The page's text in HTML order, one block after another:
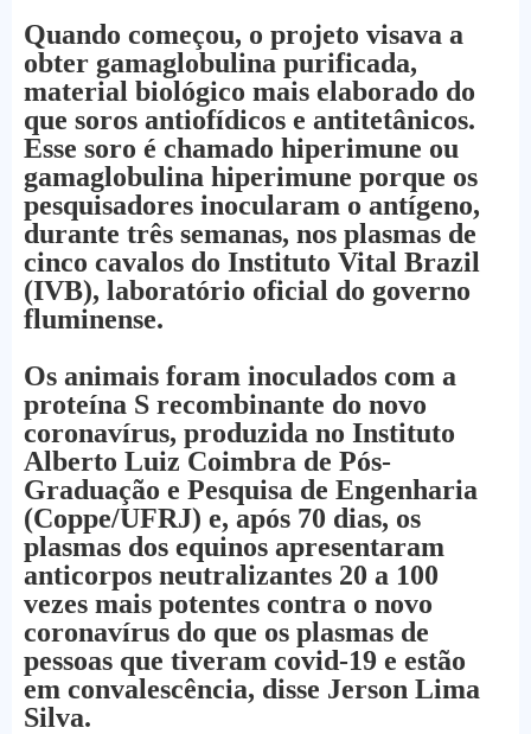
Quando começou, o projeto visava a
obter gamaglobulina purificada,
material biológico mais elaborado do
que soros antiofídicos e antitetânicos.
Esse soro é chamado hiperimune ou
gamaglobulina hiperimune porque os
pesquisadores inocularam o antígeno,
durante três semanas, nos plasmas de
cinco cavalos do Instituto Vital Brazil
(IVB), laboratório oficial do governo
fluminense.
Os animais foram inoculados com a
proteína S recombinante do novo
coronavírus, produzida no Instituto
Alberto Luiz Coimbra de Pós-
Graduação e Pesquisa de Engenharia
(Coppe/UFRJ) e, após 70 dias, os
plasmas dos equinos apresentaram
anticorpos neutralizantes 20 a 100
vezes mais potentes contra o novo
coronavírus do que os plasmas de
pessoas que tiveram covid-19 e estão
em convalescência, disse Jerson Lima
Silva.